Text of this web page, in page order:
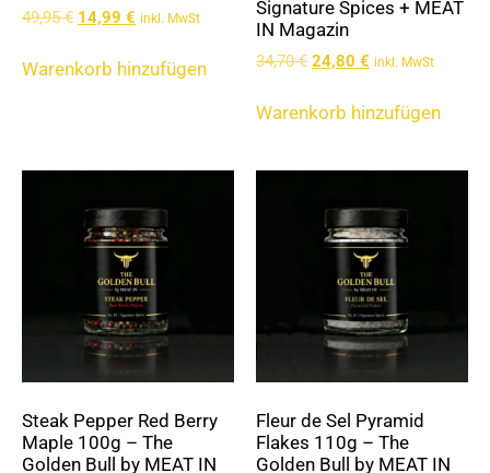
49,95€ 14,99 € inkl. MwSt
Warenkorb hinzufügen
Signature Spices + MEAT
IN Magazin
34,70€ 24,80 € inkl. MwSt
Warenkorb hinzufügen
Steak Pepper Red Berry
Maple 100g – The
Golden Bull by MEAT IN
Fleur de Sel Pyramid
Flakes 110g – The
Golden Bull by MEAT IN